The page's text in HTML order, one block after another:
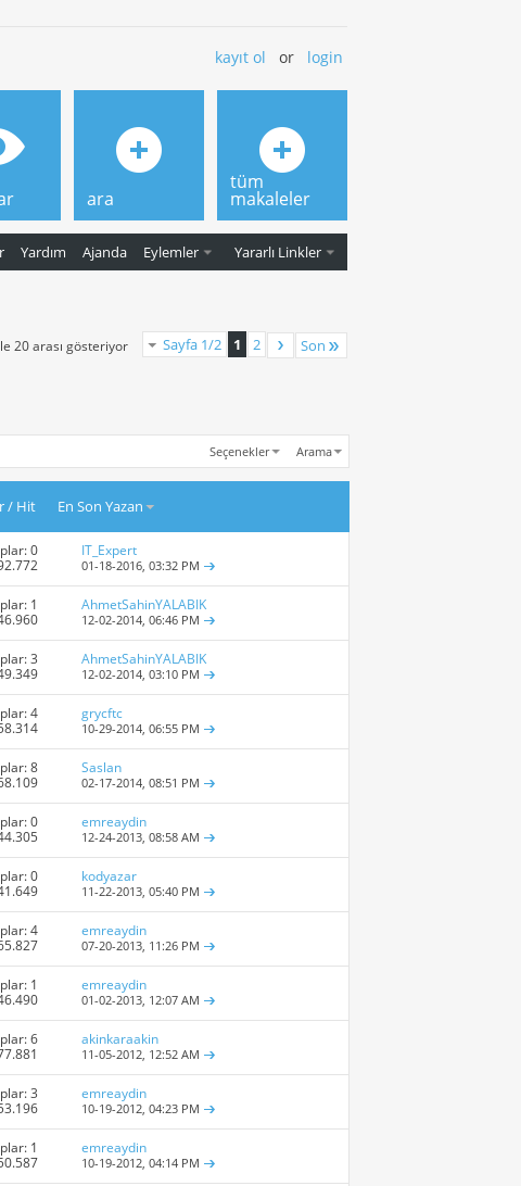
kayıt ol or login
Yardım Ajanda Eylemler Yararlı Linkler
ara
tüm
makaleler
Sayfa 1/2 1 2 Son
20 arası gösteriyor
Seçenekler Arama
/ Hit En Son Yazan
0
IT_Expert
01-18-2016,03:32 PM
1
AhmetSahinYALABIK
12-02-2014,06:46 PM
3
AhmetSahinYALABIK
12-02-2014,03:10 PM
4
grycftc
10-29-2014,06:55 PM
8
Saslan
02-17-2014,08:51 PM
0
emreaydin
12-24-2013,08:58 AM
0
kodyazar
11-22-2013,05:40 PM
4
emreaydin
07-20-2013, 11:26 PM
1
emreaydin
01-02-2013, 12:07 AM
6
akinkaraakin
11-05-2012, 12:52 AM
3
emreaydin
10-19-2012,04:23 PM
1
emreaydin
10-19-2012,04:14 PM